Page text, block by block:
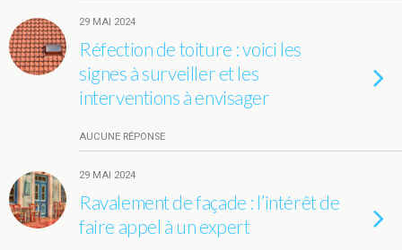
29 MAI 2024
Réfection de toiture : voici les
signes à surveiller et les
interventions à envisager
AUCUNE RÉPONSE
29 MAI 2024
Ravalement de façade : l’intérêt de
faire appel à un expert